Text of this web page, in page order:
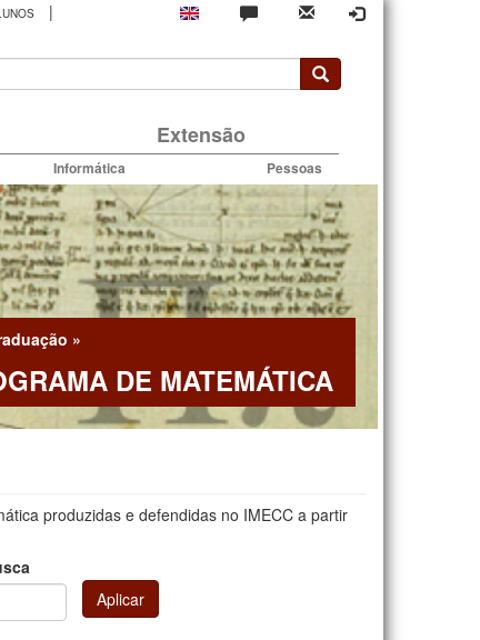
|
Extensão
Informática Pessoas
»
DE MATEMÁTICA
produzidas e defendidas no IMECC a partir
Aplicar